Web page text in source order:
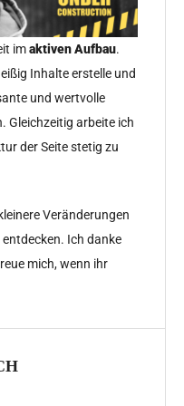
imaktiven Aufbau.
Inhalte erstelle und
und wertvolle
Gleichzeitig arbeite ich
der Seite stetig zu
Veränderungen
Ich danke
mich, wenn ihr